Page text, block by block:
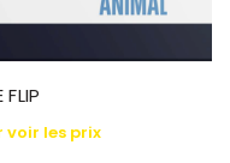
les prix